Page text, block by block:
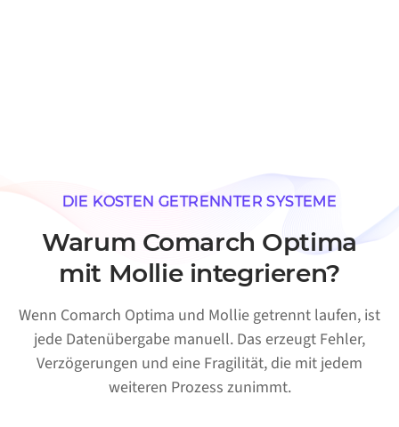
DIE KOSTEN GETRENNTER SYSTEME
Warum Comarch Optima
mit Mollie integrieren?
Wenn Comarch Optima und Mollie getrennt laufen, ist
jede Datenübergabe manuell. Das erzeugt Fehler,
Verzögerungen und eine Fragilität, die mit jedem
weiteren Prozess zunimmt.